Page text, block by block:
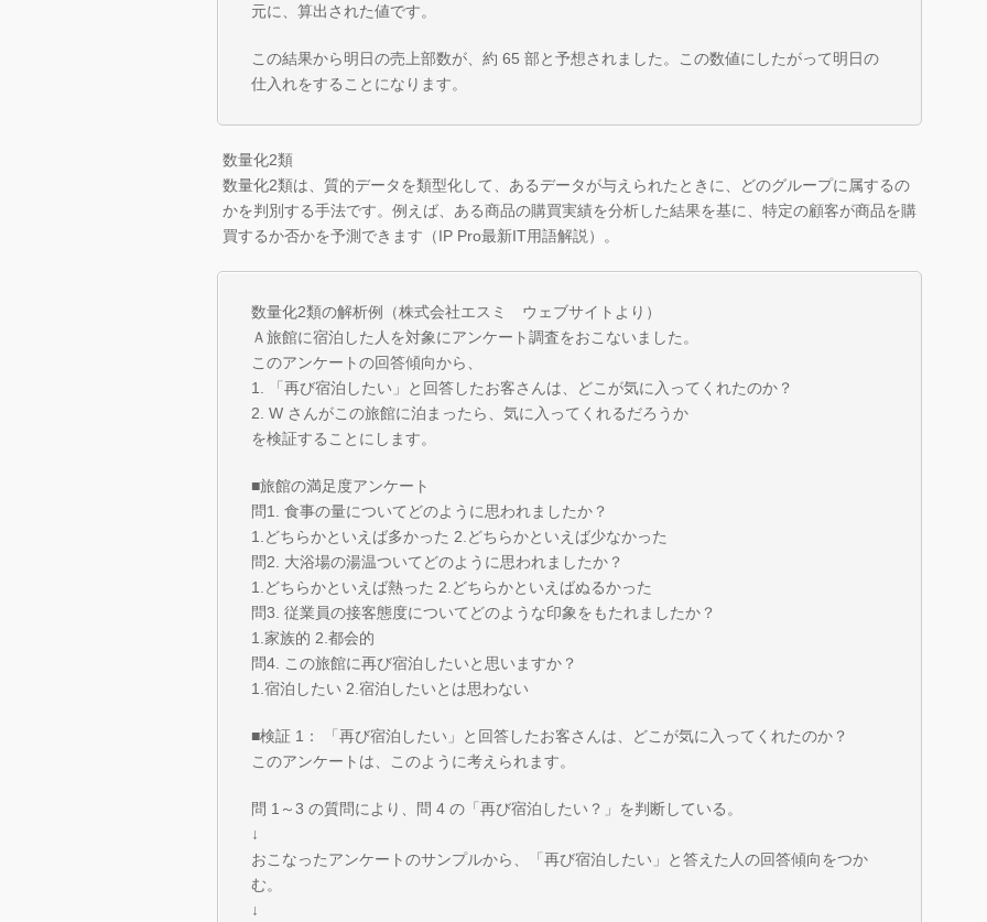
元に、算出された値です。
この結果から明日の売上部数が、約 65 部と予想されました。この数値にしたがって明日の
仕入れをすることになります。
数量化2類
数量化2類は、質的データを類型化して、あるデータが与えられたときに、どのグループに属するの
かを判別する手法です。例えば、ある商品の購買実績を分析した結果を基に、特定の顧客が商品を購
買するか否かを予測できます（IP Pro最新IT用語解説）。
数量化2類の解析例（株式会社エスミ ウェブサイトより）
Ａ旅館に宿泊した人を対象にアンケート調査をおこないました。
このアンケートの回答傾向から、
1. 「再び宿泊したい」と回答したお客さんは、どこが気に入ってくれたのか？
2. W さんがこの旅館に泊まったら、気に入ってくれるだろうか
を検証することにします。
■旅館の満足度アンケート
問1. 食事の量についてどのように思われましたか？
1.どちらかといえば多かった 2.どちらかといえば少なかった
問2. 大浴場の湯温ついてどのように思われましたか？
1.どちらかといえば熱った 2.どちらかといえばぬるかった
問3. 従業員の接客態度についてどのような印象をもたれましたか？
1.家族的 2.都会的
問4. この旅館に再び宿泊したいと思いますか？
1.宿泊したい 2.宿泊したいとは思わない
■検証 1： 「再び宿泊したい」と回答したお客さんは、どこが気に入ってくれたのか？
このアンケートは、このように考えられます。
問 1～3 の質問により、問 4 の「再び宿泊したい？」を判断している。
↓
おこなったアンケートのサンプルから、「再び宿泊したい」と答えた人の回答傾向をつか
む。
↓